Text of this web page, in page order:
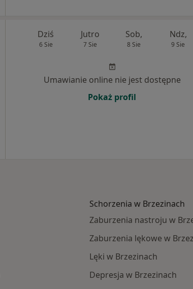
Dziś
6 Sie
Jutro
7 Sie
Sob,
8 Sie
Ndz,
9 Sie
Umawianie online nie jest dostępne
Pokaż profil
Schorzenia w Brzezinach
Zaburzenia nastroju w
Zaburzenia lękowe w
Lęki w Brzezinach
Depresja w Brzezinach